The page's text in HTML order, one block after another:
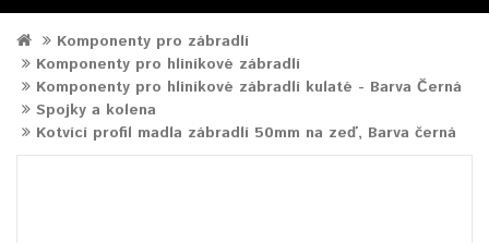
Komponenty pro zábradlí
Komponenty pro hliníkové zábradlí
Komponenty pro hliníkové zábradlí kulaté - Barva Černá
Spojky a kolena
Kotvící profil madla zábradlí 50mm na zeď, Barva černá